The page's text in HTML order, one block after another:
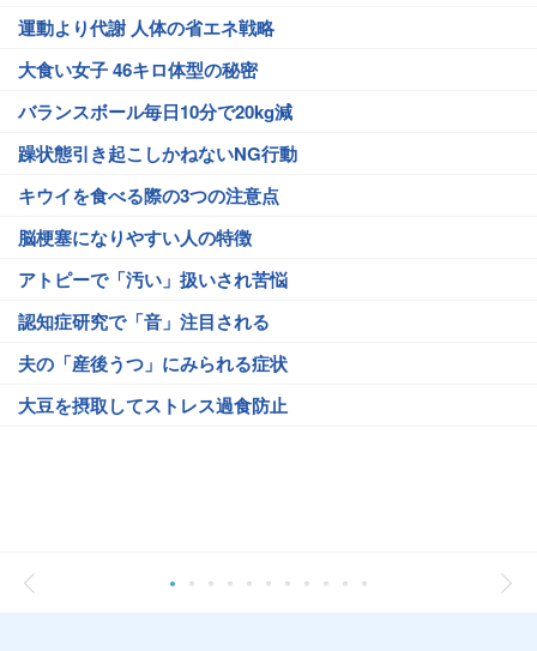
運動より代謝 人体の省エネ戦略
大食い女子 46キロ体型の秘密
バランスボール毎日10分で20kg減
躁状態引き起こしかねないNG行動
キウイを食べる際の3つの注意点
脳梗塞になりやすい人の特徴
アトピーで「汚い」扱いされ苦悩
認知症研究で「音」注目される
夫の「産後うつ」にみられる症状
大豆を摂取してストレス過食防止